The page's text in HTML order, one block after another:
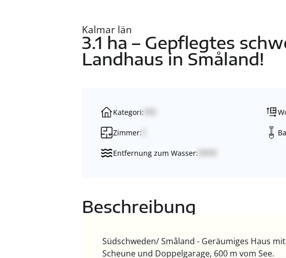
Kalmar län
3.1 ha – Gepflegtes
Landhaus in Småland!
Kategori:
Zimmer:
Entfernung zum Wasser:
Beschreibung
Südschweden/ Småland - Geräumiges Haus
Scheune und Doppelgarage, 600 m vom See.